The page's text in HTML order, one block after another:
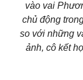
vào vai
chủ động
so với những
ảnh, cô kết